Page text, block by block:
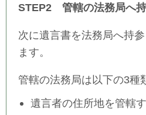
STEP2 管轄の法務局へ
次に遺言書を法務局へ持
ます。
管轄の法務局は以下の3種
遺言者の住所地を管轄